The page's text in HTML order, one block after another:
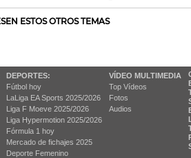
ESTOS OTROS TEMAS
DEPORTES:
Fútbol hoy
LaLiga EA Sports 2025/2026
Liga F Moeve 2025/2026
Liga Hypermotion 2025/2026
Fórmula 1 hoy
Mercado de fichajes 2025
Deporte Femenino
VÍDEO MULTIMEDIA
Top Vídeos
Fotos
Audios